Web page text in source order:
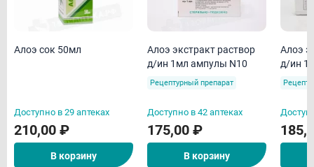
Алоэ сок 50мл
Доступно в 29 аптеках
210,00 ₽
В корзину
Алоэ экстракт раствор
д/ин 1мл ампулы N10
Рецептурный препарат
Доступно в 42 аптеках
175,00 ₽
В корзину
Алоэ
д/ин